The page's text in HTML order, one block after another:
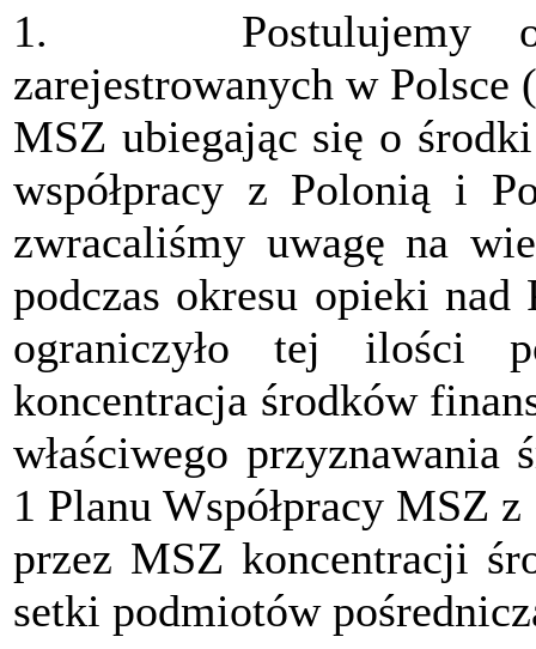
1. Postulujemy
zarejestrowanych w
MSZ ubiegając się o
współpracy z Polonią i
zwracaliśmy uwagę na
podczas okresu opieki
ograniczyło tej ilości
koncentracja środków
właściwego przyznawania
1 Planu Współpracy MSZ
przez MSZ koncentracji
setki podmiotów